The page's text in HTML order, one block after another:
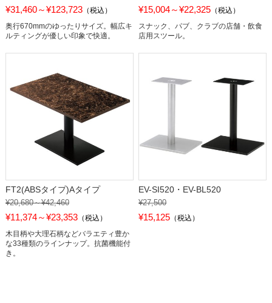
¥31,460～¥123,723（税込）
奥行670mmのゆったりサイズ。幅広キ
ルティングが優しい印象で快適。
¥15,004～¥22,325 （税込）
スナック、パブ、クラブの店舗・飲食
店用スツール。
FT2(ABSタイプ)Aタイプ
¥20,680～¥42,460
¥11,374～¥23,353（税込）
木目柄や大理石柄などバラエティ豊か
な33種類のラインナップ。抗菌機能付
き。
EV-SI520・EV-BL520
¥27,500
¥15,125 （税込）